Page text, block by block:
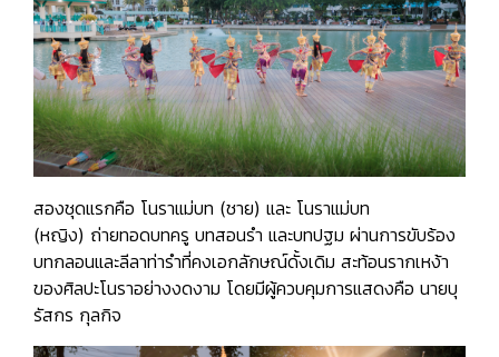
สองชุดแรกคือ โนราแม่บท (ชาย) และ โนราแม่บท
(หญิง) ถ่ายทอดบทครู บทสอนรำ และบทปฐม ผ่านการขับร้อง
บทกลอนและลีลาท่ารำที่คงเอกลักษณ์ดั้งเดิม สะท้อนรากเหง้า
ของศิลปะโนราอย่างงดงาม โดยมีผู้ควบคุมการแสดงคือ นายบุ
รัสกร กุลกิจ